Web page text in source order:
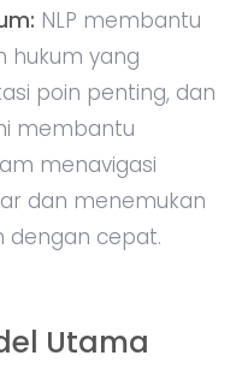
NLP membantu
hukum yang
poin penting, dan
membantu
menavigasi
dan menemukan
dengan cepat.
Utama